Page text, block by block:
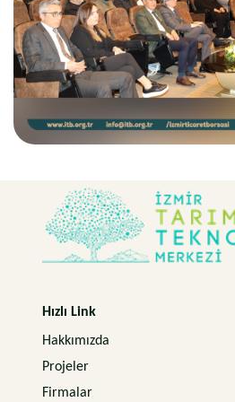
Hızlı Link
Hakkımızda
Projeler
Firmalar